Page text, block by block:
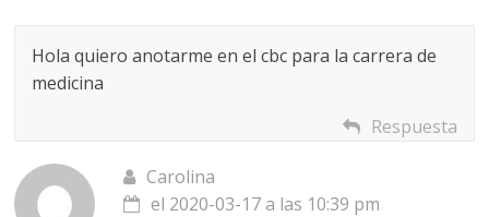
Hola quiero anotarme en el cbc para la carrera de
medicina
Respuesta
Carolina
el 2020-03-17 a las 10:39 pm